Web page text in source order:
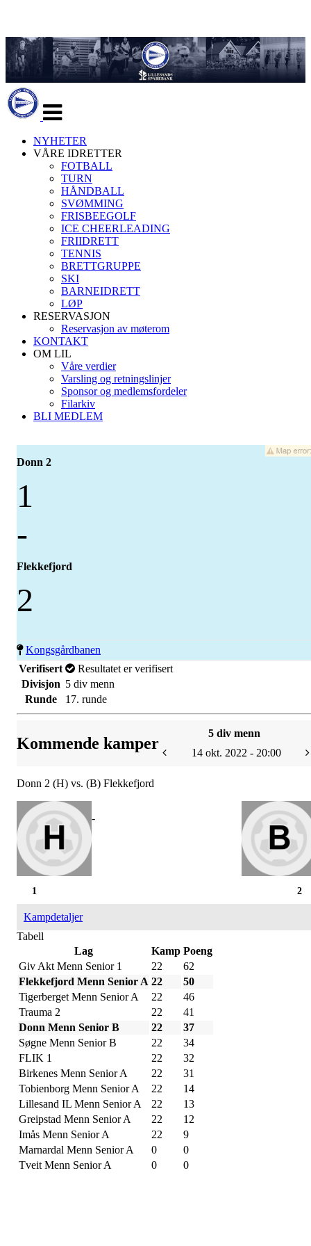
navigasjon
NYHETER
VÅRE IDRETTER
FOTBALL
TURN
HÅNDBALL
SVØMMING
FRISBEEGOLF
ICE CHEERLEADING
FRIIDRETT
TENNIS
BRETTGRUPPE
SKI
BARNEIDRETT
LØP
RESERVASJON
Reservasjon av møterom
KONTAKT
OM LIL
Våre verdier
Varsling og retningslinjer
Sponsor og medlemsfordeler
Filarkiv
BLI MEDLEM
Donn 2
1
-
Flekkefjord
2
Kongsgårdbanen
Verifisert
Resultatet er verifisert
Divisjon 5 div menn
Runde
17. runde
Kommende kamper
5 div menn
14 okt. 2022 - 20:00
Donn 2 (H) vs. (B) Flekkefjord
-
2
1
Kampdetaljer
Tabell
Lag
Kamp Poeng
Giv Akt Menn Senior 1
22
62
Flekkefjord Menn Senior A 22
50
Tigerberget Menn Senior A
22
46
Trauma 2
22
41
Donn Menn Senior B
22
37
Søgne Menn Senior B
22
34
FLIK 1
22
32
Birkenes Menn Senior A
22
31
Tobienborg Menn Senior A
22
14
Lillesand IL Menn Senior A
22
13
Greipstad Menn Senior A
22
12
Imås Menn Senior A
22
9
Marnardal Menn Senior A
0
0
Tveit Menn Senior A
0 0